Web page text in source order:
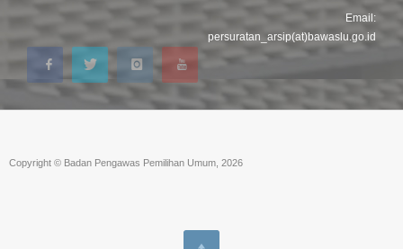
Email:
persuratan_arsip(at)bawaslu.go.id
Copyright © Badan Pengawas Pemilihan Umum, 2026